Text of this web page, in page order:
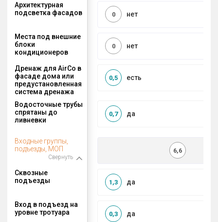
Архитектурная
подсветка фасадов
нет
0
Места под внешние
блоки
кондиционеров
нет
0
Дренаж для AirCo в
фасаде дома или
предустановленная
система дренажа
есть
0,5
Водосточные трубы
спрятаны до
ливневки
да
0,7
Входные группы,
подъезды, МОП
Свернуть
6,6
Сквозные
подъезды
да
1,3
Вход в подъезд на
уровне тротуара
да
0,3